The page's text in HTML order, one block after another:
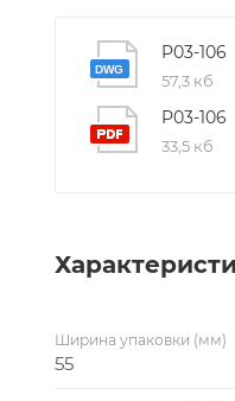
P03-106
57,3 кб
P03-106
33,5 кб
Ширина упаковки (мм)
55